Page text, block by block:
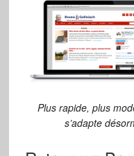
Plus rapide, plus
s’adapte